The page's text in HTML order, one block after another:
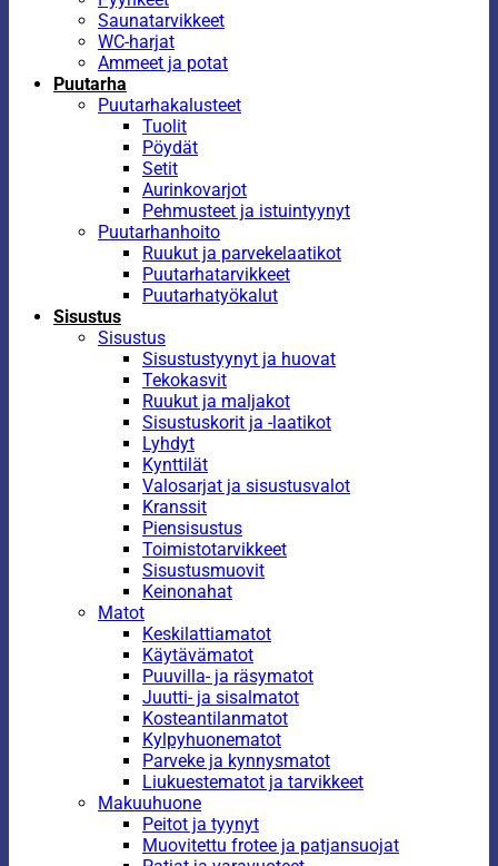
Saunatarvikkeet
WC-harjat
Ammeet ja potat
Puutarha
Puutarhakalusteet
Tuolit
Pöydät
Setit
Aurinkovarjot
Pehmusteet ja istuintyynyt
Puutarhanhoito
Ruukut ja parvekelaatikot
Puutarhatarvikkeet
Puutarhatyökalut
Sisustus
Sisustus
Sisustustyynyt ja huovat
Tekokasvit
Ruukut ja maljakot
Sisustuskorit ja -laatikot
Lyhdyt
Kynttilät
Valosarjat ja sisustusvalot
Kranssit
Piensisustus
Toimistotarvikkeet
Sisustusmuovit
Keinonahat
Matot
Keskilattiamatot
Käytävämatot
Puuvilla- ja räsymatot
Juutti- ja sisalmatot
Kosteantilanmatot
Kylpyhuonematot
Parveke ja kynnysmatot
Liukuestematot ja tarvikkeet
Makuuhuone
Peitot ja tyynyt
Muovitettu frotee ja patjansuojat